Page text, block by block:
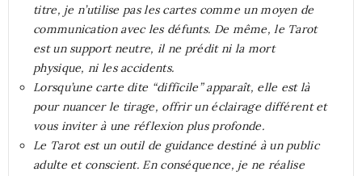
titre, je n’utilise pas les cartes comme un moyen de
communication avec les défunts. De même, le Tarot
est un support neutre, il ne prédit ni la mort
physique, ni les accidents.
Lorsqu’une carte dite “difficile” apparaît, elle est là
pour nuancer le tirage, offrir un éclairage différent et
vous inviter à une réflexion plus profonde.
Le Tarot est un outil de guidance destiné à un public
adulte et conscient. En conséquence, je ne réalise